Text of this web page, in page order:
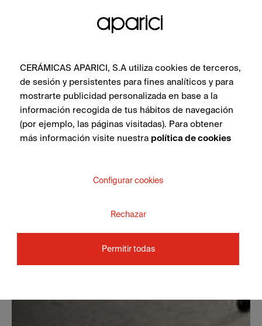
CERÁMICAS APARICI, S.A utiliza cookies de terceros,
de sesión y persistentes para fines analíticos y para
mostrarte publicidad personalizada en base a la
información recogida de tus hábitos de navegación
(por ejemplo, las páginas visitadas). Para obtener
más información visite nuestra política de cookies
Configurar cookies
Rechazar
Permitir todas